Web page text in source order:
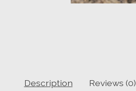
Description Reviews (0)